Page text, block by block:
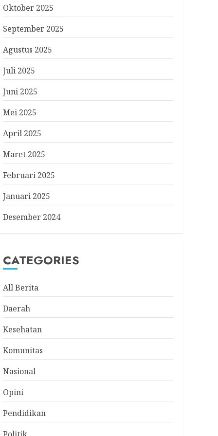
Oktober 2025
September 2025
Agustus 2025
Juli 2025
Juni 2025
Mei 2025
April 2025
Maret 2025
Februari 2025
Januari 2025
Desember 2024
CATEGORIES
All Berita
Daerah
Kesehatan
Komunitas
Nasional
Opini
Pendidikan